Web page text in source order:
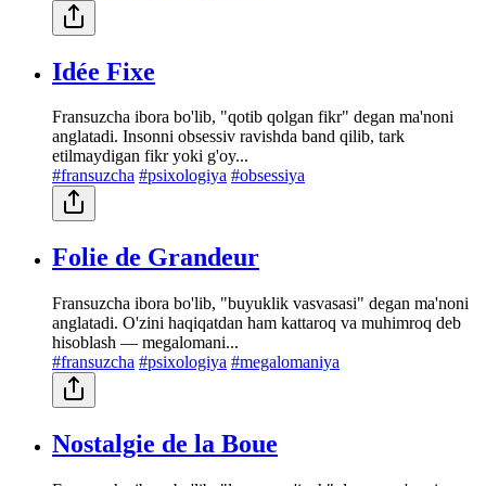
Idée Fixe
Fransuzcha ibora bo'lib, "qotib qolgan fikr" degan ma'noni
anglatadi. Insonni obsessiv ravishda band qilib, tark
etilmaydigan fikr yoki g'oy...
#fransuzcha #psixologiya #obsessiya
Folie de Grandeur
Fransuzcha ibora bo'lib, "buyuklik vasvasasi" degan ma'noni
anglatadi. O'zini haqiqatdan ham kattaroq va muhimroq deb
hisoblash — megalomani...
#fransuzcha #psixologiya #megalomaniya
Nostalgie de la Boue